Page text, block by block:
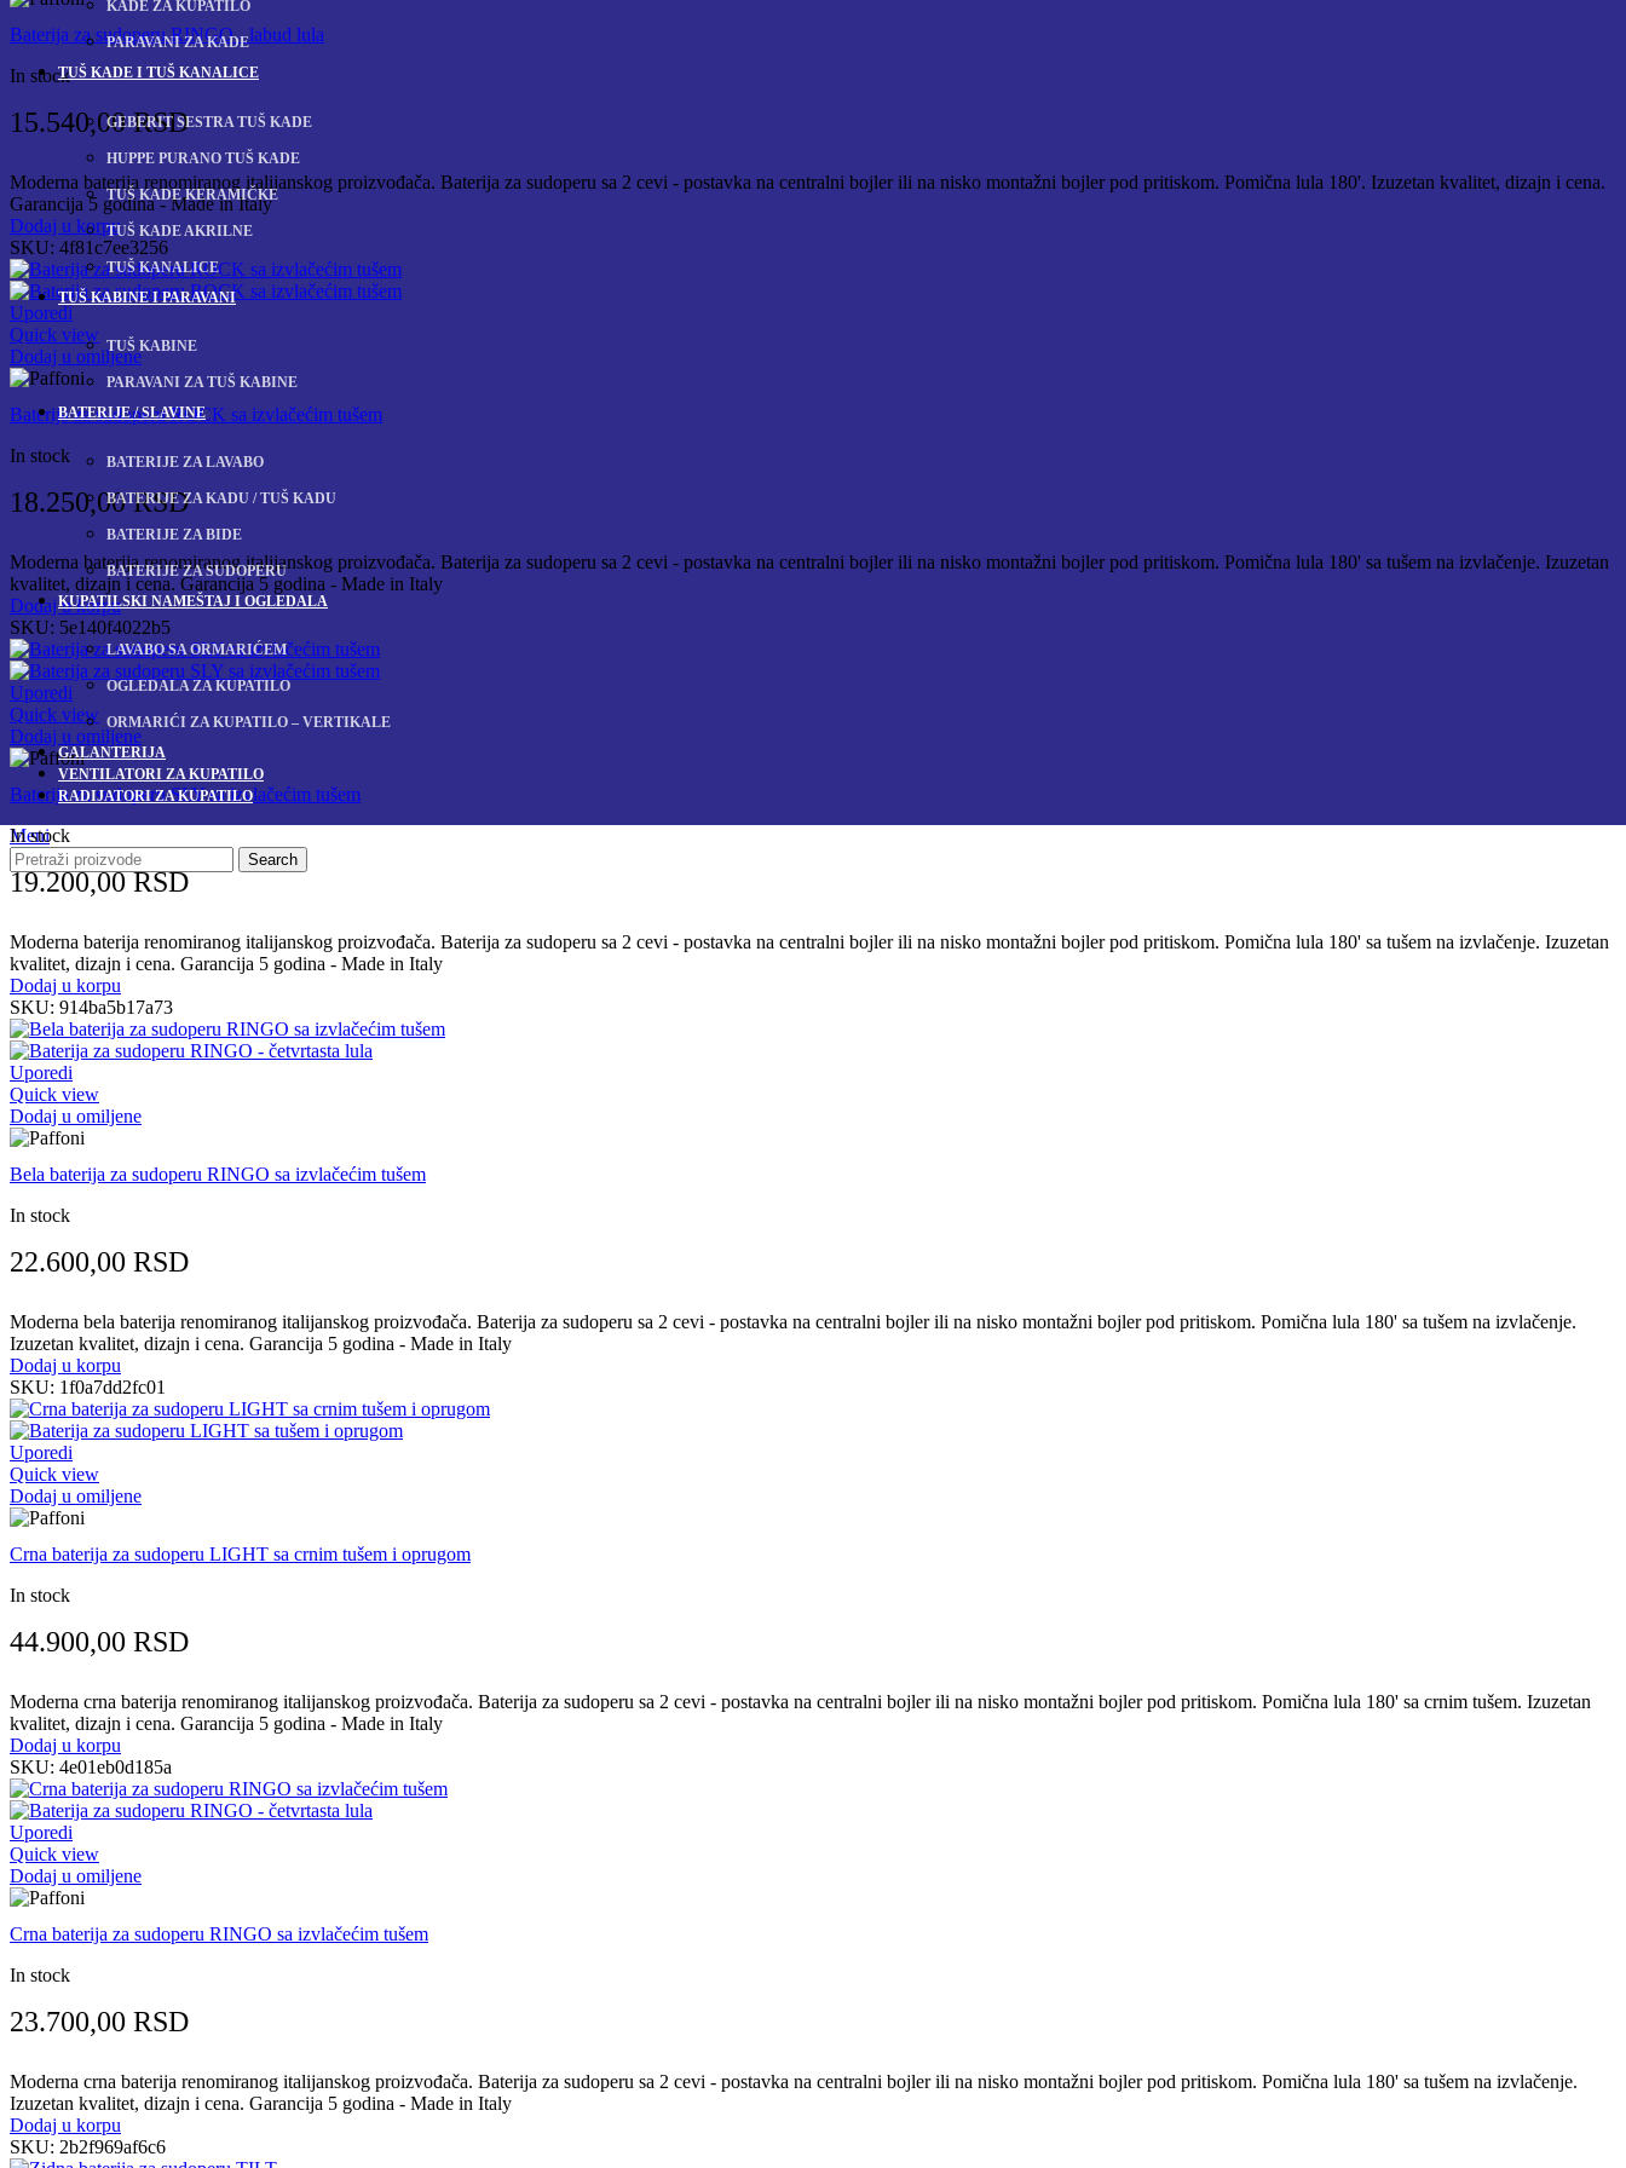
KADE ZA KUPATILO
PARAVANI ZA KADE
TUŠ KADE I TUŠ KANALICE
GEBERIT SESTRA TUŠ KADE
HUPPE PURANO TUŠ KADE
TUŠ KADE KERAMIČKE
TUŠ KADE AKRILNE
TUŠ KANALICE
TUŠ KABINE I PARAVANI
TUŠ KABINE
PARAVANI ZA TUŠ KABINE
BATERIJE / SLAVINE
BATERIJE ZA LAVABO
BATERIJE ZA KADU / TUŠ KADU
BATERIJE ZA BIDE
BATERIJE ZA SUDOPERU
KUPATILSKI NAMEŠTAJ I OGLEDALA
LAVABO SA ORMARIĆEM
OGLEDALA ZA KUPATILO
ORMARIĆI ZA KUPATILO – VERTIKALE
GALANTERIJA
VENTILATORI ZA KUPATILO
RADIJATORI ZA KUPATILO
Meni
Search
Baterija za sudoperu RINGO - labud lula
In stock
15.540,00RSD
Moderna baterija renomiranog italijanskog proizvođača. Baterija za sudoperu sa 2 cevi - postavka na centralni bojler ili na nisko montažni bojler pod pritiskom. Pomična lula 180'. Izuzetan kvalitet, dizajn i cena.
Garancija 5 godina - Made in Italy
Dodaj u korpu
SKU: 4f81c7ee3256
Uporedi
Quick view
Dodaj u omiljene
Baterija za sudoperu ROCK sa izvlačećim tušem
In stock
18.250,00RSD
Moderna baterija renomiranog italijanskog proizvođača. Baterija za sudoperu sa 2 cevi - postavka na centralni bojler ili na nisko montažni bojler pod pritiskom. Pomična lula 180' sa tušem na izvlačenje. Izuzetan
kvalitet, dizajn i cena. Garancija 5 godina - Made in Italy
Dodaj u korpu
SKU: 5e140f4022b5
Uporedi
Quick view
Dodaj u omiljene
Baterija za sudoperu SLY sa izvlačećim tušem
In stock
19.200,00RSD
Moderna baterija renomiranog italijanskog proizvođača. Baterija za sudoperu sa 2 cevi - postavka na centralni bojler ili na nisko montažni bojler pod pritiskom. Pomična lula 180' sa tušem na izvlačenje. Izuzetan
kvalitet, dizajn i cena. Garancija 5 godina - Made in Italy
Dodaj u korpu
SKU: 914ba5b17a73
Uporedi
Quick view
Dodaj u omiljene
Bela baterija za sudoperu RINGO sa izvlačećim tušem
In stock
22.600,00 RSD
Moderna bela baterija renomiranog italijanskog proizvođača. Baterija za sudoperu sa 2 cevi - postavka na centralni bojler ili na nisko montažni bojler pod pritiskom. Pomična lula 180' sa tušem na izvlačenje.
Izuzetan kvalitet, dizajn i cena. Garancija 5 godina - Made in Italy
Dodaj u korpu
SKU: 1f0a7dd2fc01
Uporedi
Quick view
Dodaj u omiljene
Crna baterija za sudoperu LIGHT sa crnim tušem i oprugom
In stock
44.900,00 RSD
Moderna crna baterija renomiranog italijanskog proizvođača. Baterija za sudoperu sa 2 cevi - postavka na centralni bojler ili na nisko montažni bojler pod pritiskom. Pomična lula 180' sa crnim tušem. Izuzetan
kvalitet, dizajn i cena. Garancija 5 godina - Made in Italy
Dodaj u korpu
SKU: 4e01eb0d185a
Uporedi
Quick view
Dodaj u omiljene
Crna baterija za sudoperu RINGO sa izvlačećim tušem
In stock
23.700,00 RSD
Moderna crna baterija renomiranog italijanskog proizvođača. Baterija za sudoperu sa 2 cevi - postavka na centralni bojler ili na nisko montažni bojler pod pritiskom. Pomična lula 180' sa tušem na izvlačenje.
Izuzetan kvalitet, dizajn i cena. Garancija 5 godina - Made in Italy
Dodaj u korpu
SKU: 2b2f969af6c6